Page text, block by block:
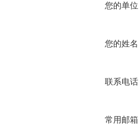
您的单位
您的姓名
联系电话
常用邮箱